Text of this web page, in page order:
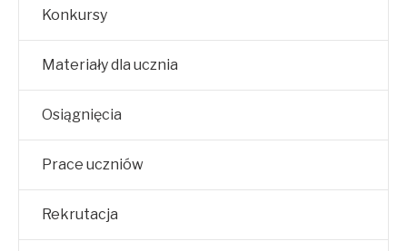
Konkursy
Materiały dla ucznia
Osiągnięcia
Prace uczniów
Rekrutacja